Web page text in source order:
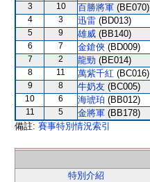
3 10 百勝將軍 (BE070)
4 3 迅雷 (BD013)
5 9 雄威 (BB140)
6 7 金鎗俠 (BD009)
7 2 龍勁 (BE014)
8 11 萬紫千紅 (BC016)
9 8 牛奶友 (BC005)
10 6 海琥珀 (BB012)
11 5 金將軍 (BB178)
備註: 賽事特別情況索引
特別介紹